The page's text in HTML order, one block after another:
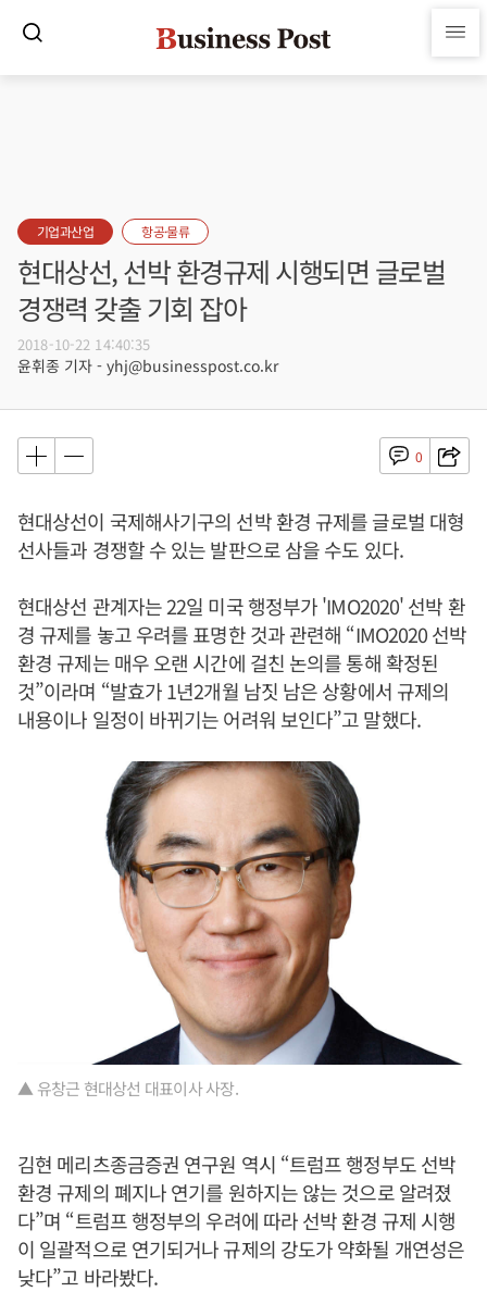
기업과산업 항공·물류
현대상선, 선박 환경규제 시행되면 글로벌
경쟁력 갖출 기회 잡아
2018-10-22 14:40:35
윤휘종 기자 - yhj@businesspost.co.kr
0
현대상선이 국제해사기구의 선박 환경 규제를 글로벌 대형
선사들과 경쟁할 수 있는 발판으로 삼을 수도 있다.
현대상선 관계자는 22일 미국 행정부가 'IMO2020' 선박 환
경 규제를 놓고 우려를 표명한 것과 관련해 “IMO2020 선박
환경 규제는 매우 오랜 시간에 걸친 논의를 통해 확정된
것”이라며 “발효가 1년2개월 남짓 남은 상황에서 규제의
내용이나 일정이 바뀌기는 어려워 보인다”고 말했다.
▲ 유창근 현대상선 대표이사 사장.
김현 메리츠종금증권 연구원 역시 “트럼프 행정부도 선박
환경 규제의 폐지나 연기를 원하지는 않는 것으로 알려졌
다”며 “트럼프 행정부의 우려에 따라 선박 환경 규제 시행
이 일괄적으로 연기되거나 규제의 강도가 약화될 개연성은
낮다”고 바라봤다.